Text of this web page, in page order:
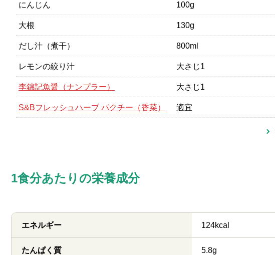
にんじん 100g
大根 130g
だし汁（煮干） 800ml
レモンの絞り汁 大さじ1
李錦記魚醤（ナンプラー） 大さじ1
S&Bフレッシュハーブ パクチー（香菜） 適宜
1食分あたりの栄養成分
エネルギー 124kcal
たんぱく質 5.8g